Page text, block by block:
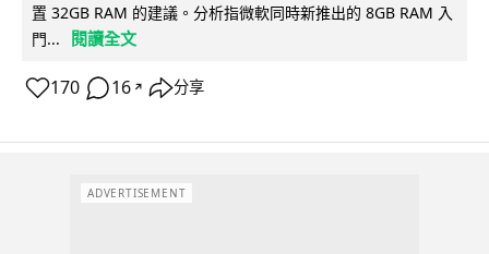
置 32GB RAM 的建議。分析指微軟同時新推出的 8GB RAM 入
門...
閱讀全文
170 16 ↗ 分享
ADVERTISEMENT